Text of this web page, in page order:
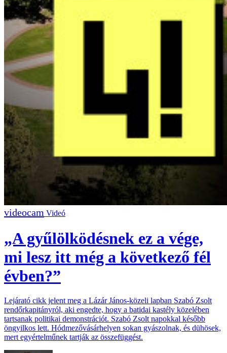
Videó
„A gyűlölködésnek ez a vége,
mi lesz itt még a következő fél
évben?”
Lejárató cikk jelent meg a Lázár János-közeli lapban Szabó Zsolt
rendőrkapitányról, aki engedte, hogy a batidai kastély közelében
tartsanak politikai demonstrációt. Szabó Zsolt napokkal később
öngyilkos lett. Hódmezővásárhelyen sokan gyászolnak, és dühösek,
mert egyértelműnek tartják az összefüggést.